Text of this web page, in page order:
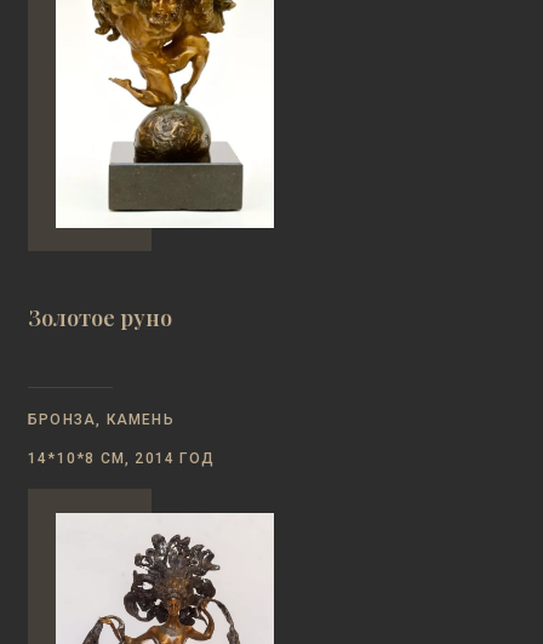
Золотое руно
БРОНЗА, КАМЕНЬ
14*10*8 СМ, 2014 ГОД